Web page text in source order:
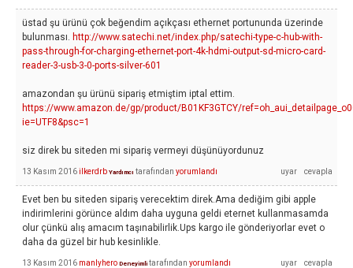
üstad şu ürünü çok beğendim açıkçası ethernet portununda üzerinde
bulunması. http://www.satechi.net/index.php/satechi-type-c-hub-with-
pass-through-for-charging-ethernet-port-4k-hdmi-output-sd-micro-card-
reader-3-usb-3-0-ports-silver-601
amazondan şu ürünü sipariş etmiştim iptal ettim.
https://www.amazon.de/gp/product/B01KF3GTCY/
ie=UTF8&psc=1
siz direk bu siteden mi sipariş vermeyi düşünüyordunuz
13 Kasım 2016ilkerdrb Yardımcı tarafından yorumlandı
Evet ben bu siteden sipariş verecektim direk.Ama dediğim gibi apple
indirimlerini görünce aldım daha uyguna geldi eternet kullanmasamda
olur çünkü alış amacım taşınabilirlik.Ups kargo ile gönderiyorlar evet o
daha da güzel bir hub kesinlikle.
13 Kasım 2016 manlyhero Deneyimli tarafından yorumlandı